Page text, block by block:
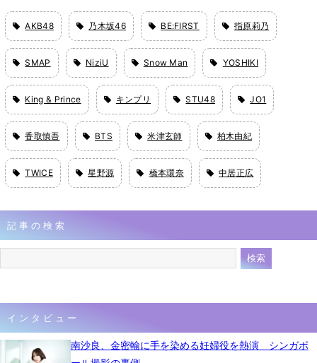
AKB48 乃木坂46 BE:FIRST 指原莉乃
SMAP NiziU Snow Man YOSHIKI
King & Prince キンプリ STU48 JO1
香取慎吾 BTS 米津玄師 柏木由紀
TWICE 星野源 橋本環奈 中居正広
記事の検索
インタビュー
南沙良、金密輸に手を染める妊婦役を熱演 シンガポ